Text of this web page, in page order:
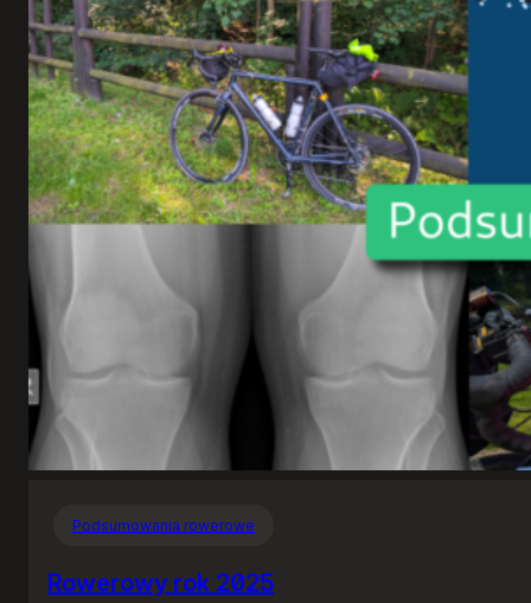
Podsumowania rowerowe
Rowerowy rok 2025